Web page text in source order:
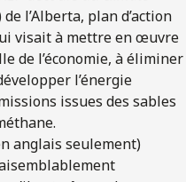
l’Alberta, plan d’action
visait à mettre en œuvre
de l’économie, à éliminer
l’énergie
issues des sables
anglais seulement)